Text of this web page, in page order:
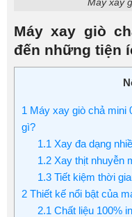
Máy xay giò
đến những tiện
1 Máy xay giò chả mini
gì?
1.1 Xay đa dạng
1.2Xay thịt nhuyễn
1.3Tiết kiệm thời
2 Thiết kế nổi bật của
2.1 Chất liệu 100%